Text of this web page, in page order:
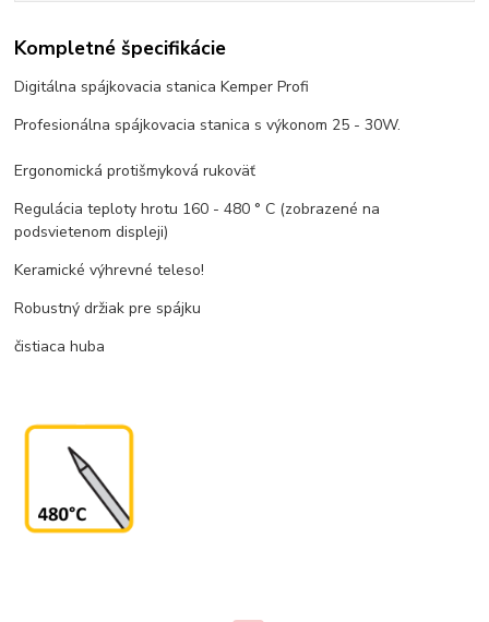
Kompletné špecifikácie
Digitálna spájkovacia stanica Kemper Profi
Profesionálna spájkovacia stanica s výkonom 25 - 30W.
Ergonomická protišmyková rukoväť
Regulácia teploty hrotu 160 - 480 ° C (zobrazené na
podsvietenom displeji)
Keramické výhrevné teleso!
Robustný držiak pre spájku
čistiaca huba